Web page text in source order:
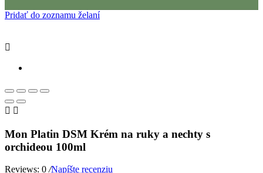
Pridať do zoznamu želaní

 
Mon Platin DSM Krém na ruky a nechty s
orchideou 100ml
Reviews: 0 /Napíšte recenziu